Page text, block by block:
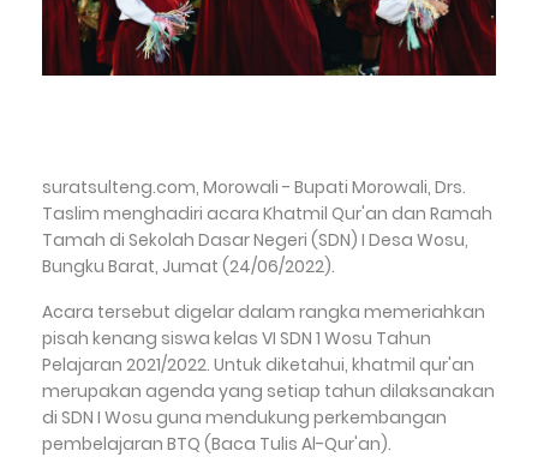
suratsulteng.com, Morowali - Bupati Morowali, Drs.
Taslim menghadiri acara Khatmil Qur'an dan Ramah
Tamah di Sekolah Dasar Negeri (SDN) I Desa Wosu,
Bungku Barat, Jumat (24/06/2022).
Acara tersebut digelar dalam rangka memeriahkan
pisah kenang siswa kelas VI SDN 1 Wosu Tahun
Pelajaran 2021/2022. Untuk diketahui, khatmil qur'an
merupakan agenda yang setiap tahun dilaksanakan
di SDN I Wosu guna mendukung perkembangan
pembelajaran BTQ (Baca Tulis Al-Qur'an).